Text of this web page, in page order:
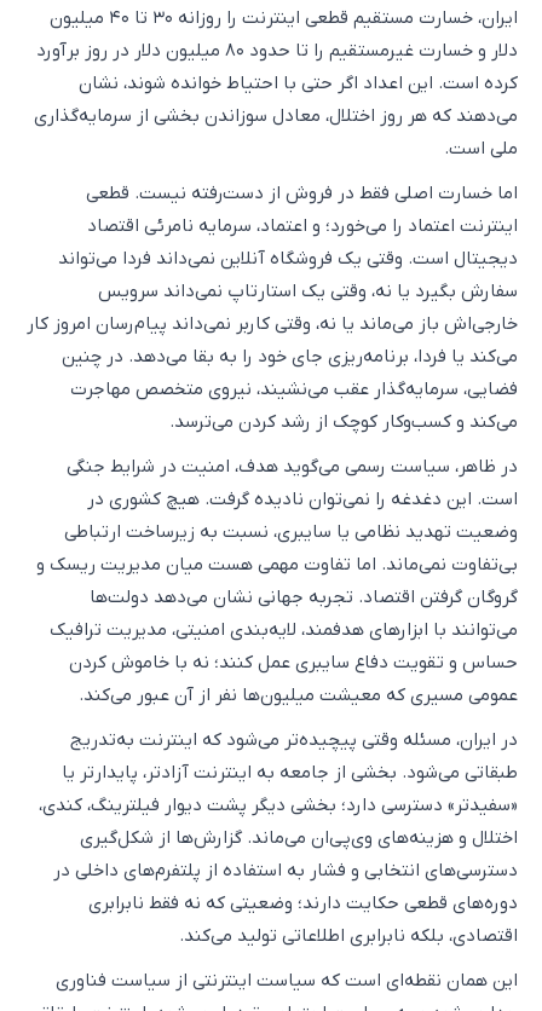
ایران، خسارت مستقیم قطعی اینترنت را روزانه ۳۰ تا ۴۰ میلیون
دلار و خسارت غیرمستقیم را تا حدود ۸۰ میلیون دلار در روز برآورد
کرده است. این اعداد اگر حتی با احتیاط خوانده شوند، نشان
می‌دهند که هر روز اختلال، معادل سوزاندن بخشی از سرمایه‌گذاری
ملی است.
اما خسارت اصلی فقط در فروش از دست‌رفته نیست. قطعی
اینترنت اعتماد را می‌خورد؛ و اعتماد، سرمایه نامرئی اقتصاد
دیجیتال است. وقتی یک فروشگاه آنلاین نمی‌داند فردا می‌تواند
سفارش بگیرد یا نه، وقتی یک استارتاپ نمی‌داند سرویس
خارجی‌اش باز می‌ماند یا نه، وقتی کاربر نمی‌داند پیام‌رسان امروز کار
می‌کند یا فردا، برنامه‌ریزی جای خود را به بقا می‌دهد. در چنین
فضایی، سرمایه‌گذار عقب می‌نشیند، نیروی متخصص مهاجرت
می‌کند و کسب‌وکار کوچک از رشد کردن می‌ترسد.
در ظاهر، سیاست رسمی می‌گوید هدف، امنیت در شرایط جنگی
است. این دغدغه را نمی‌توان نادیده گرفت. هیچ کشوری در
وضعیت تهدید نظامی یا سایبری، نسبت به زیرساخت ارتباطی
بی‌تفاوت نمی‌ماند. اما تفاوت مهمی هست میان مدیریت ریسک و
گروگان گرفتن اقتصاد. تجربه جهانی نشان می‌دهد دولت‌ها
می‌توانند با ابزارهای هدفمند، لایه‌بندی امنیتی، مدیریت ترافیک
حساس و تقویت دفاع سایبری عمل کنند؛ نه با خاموش کردن
عمومی مسیری که معیشت میلیون‌ها نفر از آن عبور می‌کند.
در ایران، مسئله وقتی پیچیده‌تر می‌شود که اینترنت به‌تدریج
طبقاتی می‌شود. بخشی از جامعه به اینترنت آزادتر، پایدارتر یا
«سفیدتر» دسترسی دارد؛ بخشی دیگر پشت دیوار فیلترینگ، کندی،
اختلال و هزینه‌های وی‌پی‌ان می‌ماند. گزارش‌ها از شکل‌گیری
دسترسی‌های انتخابی و فشار به استفاده از پلتفرم‌های داخلی در
دوره‌های قطعی حکایت دارند؛ وضعیتی که نه فقط نابرابری
اقتصادی، بلکه نابرابری اطلاعاتی تولید می‌کند.
این همان نقطه‌ای است که سیاست اینترنتی از سیاست فناوری